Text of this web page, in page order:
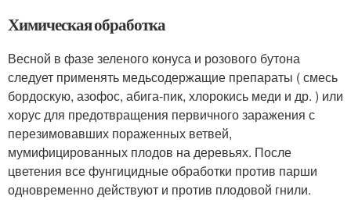
Химическая обработка
Весной в фазе зеленого конуса и розового бутона
следует применять медьсодержащие препараты ( смесь
бордоскую, азофос, абига-пик, хлорокись меди и др. ) или
хорус для предотвращения первичного заражения с
перезимовавших пораженных ветвей,
мумифицированных плодов на деревьях. После
цветения все фунгицидные обработки против парши
одновременно действуют и против плодовой гнили.